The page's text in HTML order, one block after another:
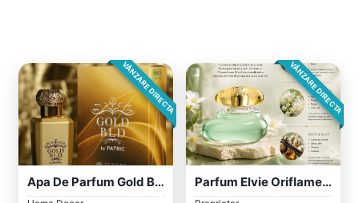
VÂNZARE DIRECTA
Apa De Parfum Gold BLD By Patric, Femei,...
VÂNZARE DIRECTA
Parfum Elvie Oriflame - Eau De Toilette